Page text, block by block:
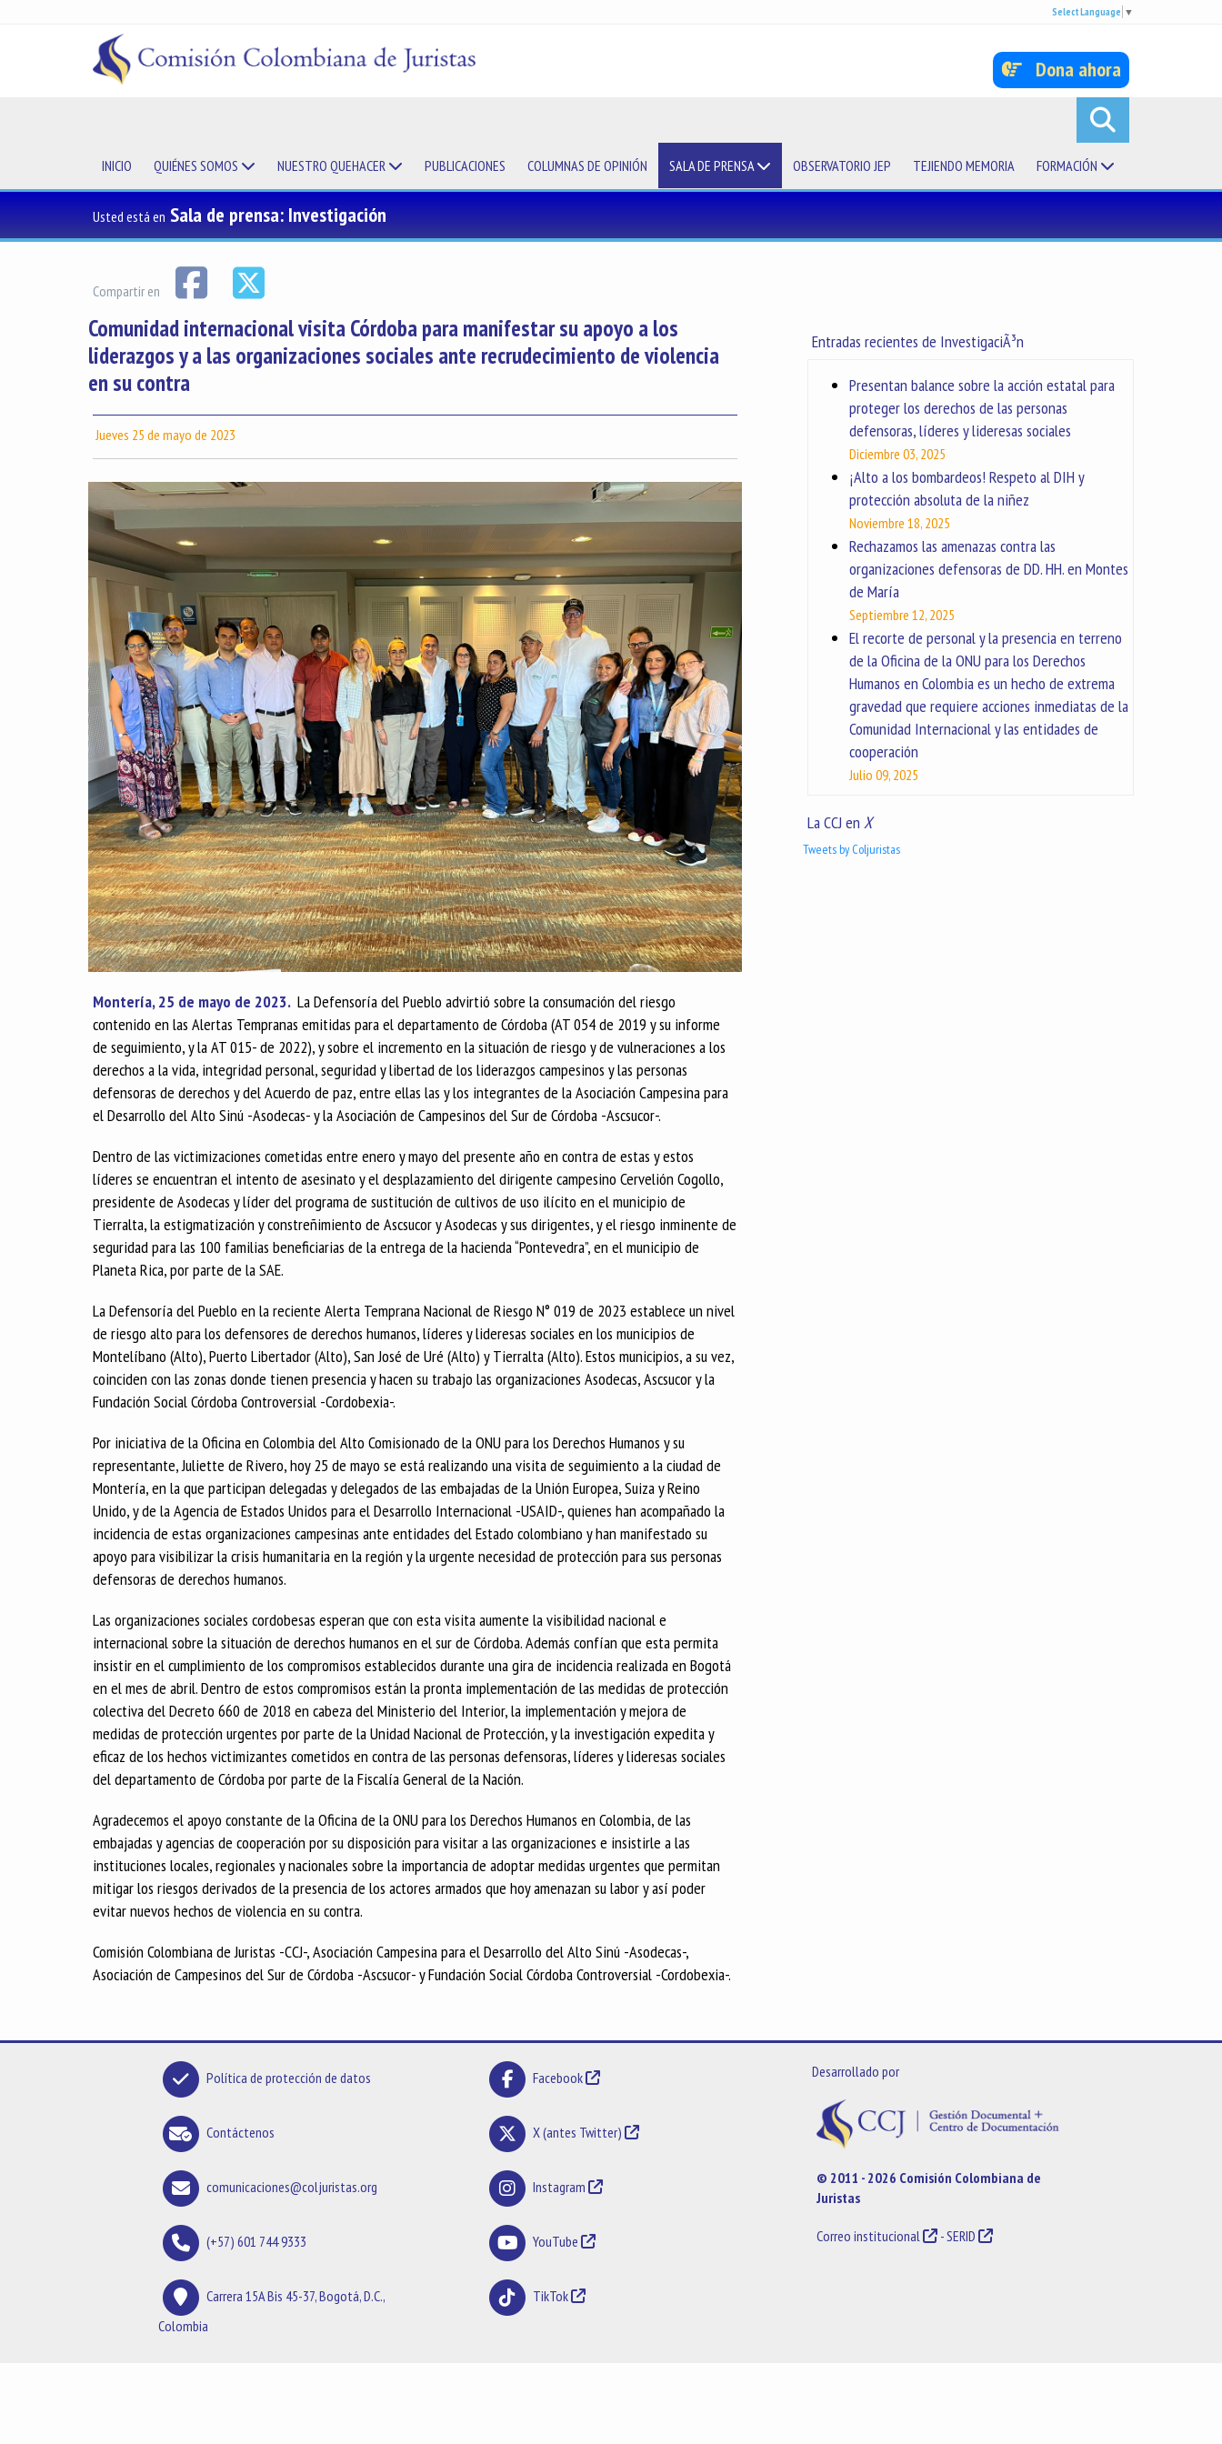
Select Language ▼
Dona ahora
INICIO QUIÉNES SOMOS NUESTRO QUEHACER PUBLICACIONES COLUMNAS DE OPINIÓN SALA DE PRENSA OBSERVATORIO JEP TEJIENDO MEMORIA FORMACIÓN
Usted está en Sala de prensa: Investigación
Compartir en
Comunidad internacional visita Córdoba para manifestar su apoyo a los
liderazgos y a las organizaciones sociales ante recrudecimiento de violencia
en su contra
Jueves 25 de mayo de 2023
Montería, 25 de mayo de 2023. La Defensoría del Pueblo advirtió sobre la consumación del riesgo
contenido en las Alertas Tempranas emitidas para el departamento de Córdoba (AT 054 de 2019 y su informe
de seguimiento, y la AT 015- de 2022), y sobre el incremento en la situación de riesgo y de vulneraciones a los
derechos a la vida, integridad personal, seguridad y libertad de los liderazgos campesinos y las personas
defensoras de derechos y del Acuerdo de paz, entre ellas las y los integrantes de la Asociación Campesina para
el Desarrollo del Alto Sinú -Asodecas- y la Asociación de Campesinos del Sur de Córdoba -Ascsucor-.
Dentro de las victimizaciones cometidas entre enero y mayo del presente año en contra de estas y estos
líderes se encuentran el intento de asesinato y el desplazamiento del dirigente campesino Cervelión Cogollo,
presidente de Asodecas y líder del programa de sustitución de cultivos de uso ilícito en el municipio de
Tierralta, la estigmatización y constreñimiento de Ascsucor y Asodecas y sus dirigentes, y el riesgo inminente de
seguridad para las 100 familias beneficiarias de la entrega de la hacienda “Pontevedra”, en el municipio de
Planeta Rica, por parte de la SAE.
La Defensoría del Pueblo en la reciente Alerta Temprana Nacional de Riesgo N° 019 de 2023 establece un nivel
de riesgo alto para los defensores de derechos humanos, líderes y lideresas sociales en los municipios de
Montelíbano (Alto), Puerto Libertador (Alto), San José de Uré (Alto) y Tierralta (Alto). Estos municipios, a su vez,
coinciden con las zonas donde tienen presencia y hacen su trabajo las organizaciones Asodecas, Ascsucor y la
Fundación Social Córdoba Controversial -Cordobexia-.
Por iniciativa de la Oficina en Colombia del Alto Comisionado de la ONU para los Derechos Humanos y su
representante, Juliette de Rivero, hoy 25 de mayo se está realizando una visita de seguimiento a la ciudad de
Montería, en la que participan delegadas y delegados de las embajadas de la Unión Europea, Suiza y Reino
Unido, y de la Agencia de Estados Unidos para el Desarrollo Internacional -USAID-, quienes han acompañado la
incidencia de estas organizaciones campesinas ante entidades del Estado colombiano y han manifestado su
apoyo para visibilizar la crisis humanitaria en la región y la urgente necesidad de protección para sus personas
defensoras de derechos humanos.
Las organizaciones sociales cordobesas esperan que con esta visita aumente la visibilidad nacional e
internacional sobre la situación de derechos humanos en el sur de Córdoba. Además confían que esta permita
insistir en el cumplimiento de los compromisos establecidos durante una gira de incidencia realizada en Bogotá
en el mes de abril. Dentro de estos compromisos están la pronta implementación de las medidas de protección
colectiva del Decreto 660 de 2018 en cabeza del Ministerio del Interior, la implementación y mejora de
medidas de protección urgentes por parte de la Unidad Nacional de Protección, y la investigación expedita y
eficaz de los hechos victimizantes cometidos en contra de las personas defensoras, líderes y lideresas sociales
del departamento de Córdoba por parte de la Fiscalía General de la Nación.
Agradecemos el apoyo constante de la Oficina de la ONU para los Derechos Humanos en Colombia, de las
embajadas y agencias de cooperación por su disposición para visitar a las organizaciones e insistirle a las
instituciones locales, regionales y nacionales sobre la importancia de adoptar medidas urgentes que permitan
mitigar los riesgos derivados de la presencia de los actores armados que hoy amenazan su labor y así poder
evitar nuevos hechos de violencia en su contra.
Comisión Colombiana de Juristas -CCJ-, Asociación Campesina para el Desarrollo del Alto Sinú -Asodecas-,
Asociación de Campesinos del Sur de Córdoba -Ascsucor- y Fundación Social Córdoba Controversial -Cordobexia-.
Entradas recientes de InvestigaciÃ³n
Presentan balance sobre la acción estatal para
proteger los derechos de las personas
defensoras, líderes y lideresas sociales
Diciembre 03, 2025
¡Alto a los bombardeos! Respeto al DIH y
protección absoluta de la niñez
Noviembre 18, 2025
Rechazamos las amenazas contra las
organizaciones defensoras de DD. HH. en Montes
de María
Septiembre 12, 2025
El recorte de personal y la presencia en terreno
de la Oficina de la ONU para los Derechos
Humanos en Colombia es un hecho de extrema
gravedad que requiere acciones inmediatas de la
Comunidad Internacional y las entidades de
cooperación
Julio 09, 2025
La CCJ en X
Tweets by Coljuristas
Política de protección de datos
Contáctenos
comunicaciones@coljuristas.org
(+57) 601 744 9333
Carrera 15A Bis 45-37, Bogotá, D.C.,
Colombia
Facebook
X (antes Twitter)
Instagram
YouTube
TikTok
Desarrollado por
© 2011 - 2026 Comisión Colombiana de
Juristas
Correo institucional -SERID